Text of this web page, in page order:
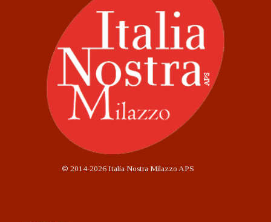
© 2014-2026 Italia Nostra Milazzo APS